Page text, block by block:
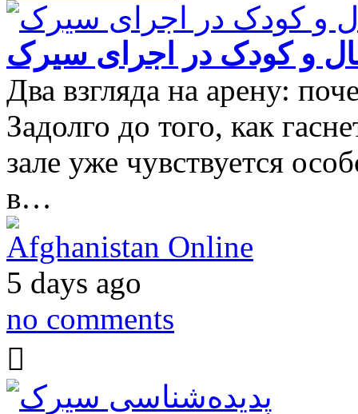
و کودک در اجرای سیرک
Два взгляда на арену:
Задолго до того, как
зале уже чувствуется
в…
Afghanistan Online
5 days ago
no comments